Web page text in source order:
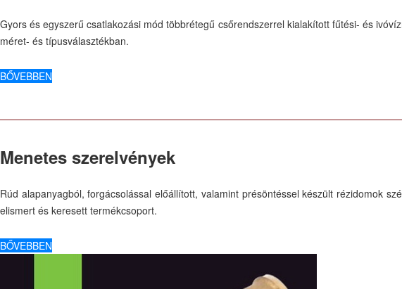
Gyors és egyszerű csatlakozási mód többrétegű csőrendszerrel kialakított fűtési- és
méret- és típusválasztékban.
BŐVEBBEN
Menetes szerelvények
Rúd alapanyagból, forgácsolással előállított, valamint présöntéssel készült rézidomok
elismert és keresett termékcsoport.
BŐVEBBEN